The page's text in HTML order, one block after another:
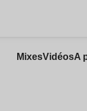
MixesVidéosA